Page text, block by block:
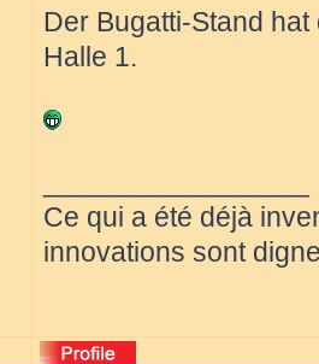
Der Bugatti-Stand
Halle 1.
Ce qui a été déjà
innovations sont